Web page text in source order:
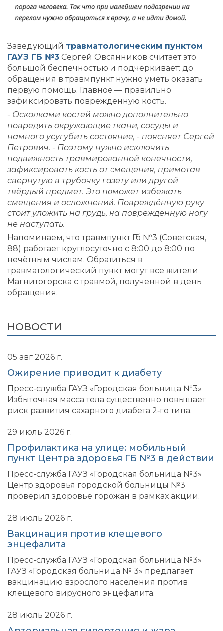
Заведующий травматологическим пунктом
ГАУЗ ГБ №3 Сергей Овсянников считает это
большой беспечностью и подчёркивает: до
обращения в травмпункт нужно уметь оказать
первую помощь. Главное — правильно
зафиксировать повреждённую кость.
- Осколками костей можно дополнительно
повредить окружающие ткани, сосуды и
намного усугубить состояние, - поясняет Сергей
Петрович. - Поэтому нужно исключить
подвижность травмированной конечности,
зафиксировать кость от смещения, примотав
свернутую в трубочку газету или другой
твёрдый предмет. Это поможет избежать
смещения и осложнений. Повреждённую руку
стоит уложить на грудь, на повреждённую ногу
не наступать.
Напоминаем, что травмпункт Гб №3 (Советская,
88) работает круглосуточно с 8:00 до 8:00 по
нечётным числам. Обратиться в
травматологический пункт могут все жители
Магнитогорска с травмой, полученной в день
обращения.
НОВОСТИ
05 авг 2026 г.
Ожирение приводит к диабету
Пресс-служба ГАУЗ «Городская больница №3»
Избыточная масса тела существенно повышает
риск развития сахарного диабета 2‑го типа.
29 июль 2026 г.
Профилактика на улице: мобильный
пункт Центра здоровья ГБ №3 в действии
Пресс-служба ГАУЗ «Городская больница №3»
Центр здоровья городской больницы №3
проверил здоровье горожан в рамках акции.
28 июль 2026 г.
Вакцинация против клещевого
энцефалита
Пресс-служба ГАУЗ «Городская больница №3»
ГАУЗ «Городская больница № 3» предлагает
вакцинацию взрослого населения против
клещевого вирусного энцефалита.
28 июль 2026 г.